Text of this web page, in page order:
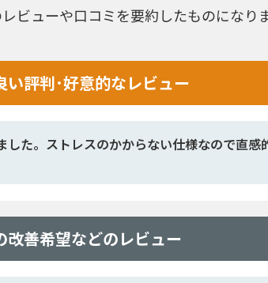
ビューや口コミを要約したものになり
評判･好意的なレビュー
た。ストレスのかからない仕様なので直感
善希望などのレビュー